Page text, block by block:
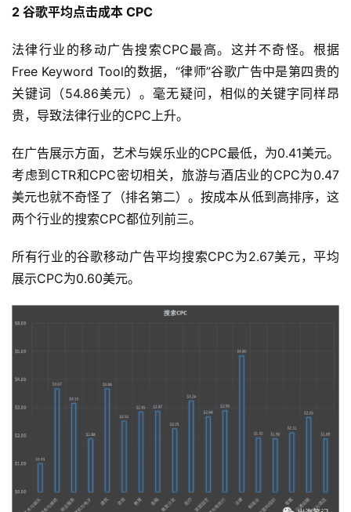
2 谷歌平均点击成本 CPC
法律行业的移动广告搜索CPC最高。这并不奇怪。根据
Free Keyword Tool的数据，“律师”谷歌广告中是第四贵的
关键词（54.86美元）。毫无疑问，相似的关键字同样昂
贵，导致法律行业的CPC上升。
在广告展示方面，艺术与娱乐业的CPC最低，为0.41美元。
考虑到CTR和CPC密切相关，旅游与酒店业的CPC为0.47
美元也就不奇怪了（排名第二）。按成本从低到高排序，这
两个行业的搜索CPC都位列前三。
所有行业的谷歌移动广告平均搜索CPC为2.67美元，平均
展示CPC为0.60美元。